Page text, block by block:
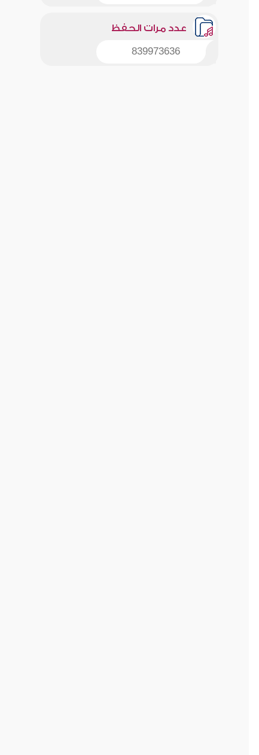
عدد مرات الحفظ
839973636